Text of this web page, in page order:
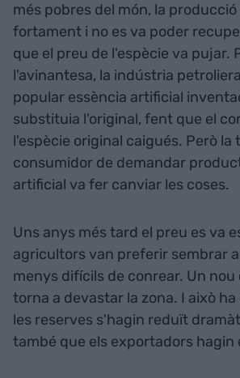
més pobres del món, la
fortament i no es va poder
que el preu de l'espècie va pujar.
l'avinantesa, la indústria
popular essència artificial
substituia l'original, fent que el
l'espècie original caigués. Però la
consumidor de demandar
artificial va fer canviar les coses.
Uns anys més tard el preu es va
agricultors van preferir sembrar
menys difícils de conrear. Un nou
torna a devastar la zona. I això
les reserves s'hagin reduït
també que els exportadors hagin